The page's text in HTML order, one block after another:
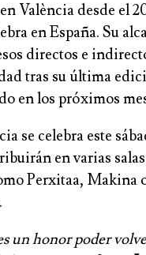
València desde el
en España. Su
directos e
tras su última
en los próximos
se celebra este
en varias
Perxitaa, Makina
un honor poder